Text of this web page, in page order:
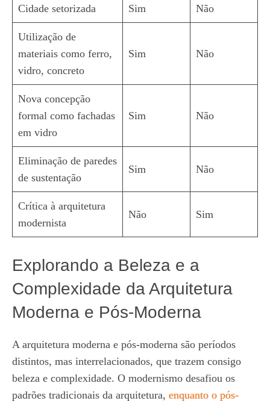
Cidade setorizada Sim Não
Utilização de
materiais como ferro,
vidro, concreto
Sim Não
Nova concepção
formal como fachadas
em vidro
Sim Não
Eliminação de paredes
de sustentação
Sim Não
Crítica à arquitetura
modernista
Não Sim
Explorando a Beleza e a
Complexidade da Arquitetura
Moderna e Pós-Moderna
A arquitetura moderna e pós-moderna são períodos
distintos, mas interrelacionados, que trazem consigo
beleza e complexidade. O modernismo desafiou os
padrões tradicionais da arquitetura, enquanto o pós-